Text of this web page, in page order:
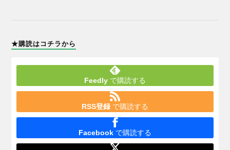
★購読はコチラから
Feedly で購読する
RSS登録 で購読する
Facebook で購読する